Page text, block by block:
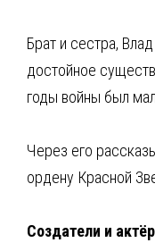
Брат и сестра,
достойное
годы войны был
Через его
ордену Красной
Создатели и